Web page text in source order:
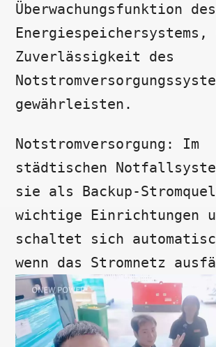
Überwachungsfunktion des
Energiespeichersystems,
Zuverlässigkeit des
gewährleisten.
Notstromversorgung: Im
städtischen
sie als Backup-
wichtige Einrichtungen
schaltet sich
wenn das Stromnetz